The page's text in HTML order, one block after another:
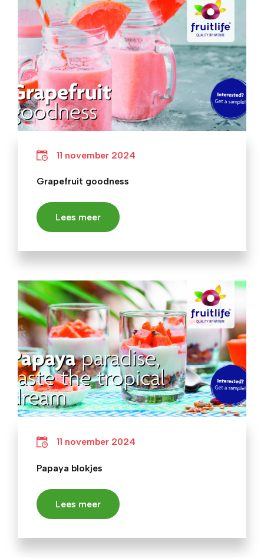
11 november 2024
Grapefruit goodness
Lees meer
11 november 2024
Papaya blokjes
Lees meer